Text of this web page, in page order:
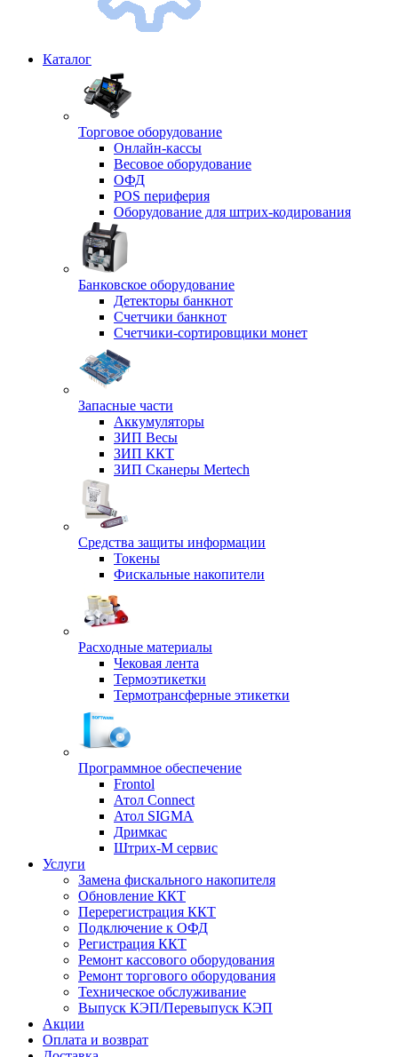
Каталог
Торговое оборудование
Онлайн-кассы
Весовое оборудование
ОФД
POS периферия
Оборудование для штрих-кодирования
Банковское оборудование
Детекторы банкнот
Счетчики банкнот
Счетчики-сортировщики монет
Запасные части
Аккумуляторы
ЗИП Весы
ЗИП ККТ
ЗИП Сканеры Mertech
Средства защиты информации
Токены
Фискальные накопители
Расходные материалы
Чековая лента
Термоэтикетки
Термотрансферные этикетки
Программное обеспечение
Frontol
Атол Connect
Атол SIGMA
Дримкас
Штрих-М сервис
Услуги
Замена фискального накопителя
Обновление ККТ
Перерегистрация ККТ
Подключение к ОФД
Регистрация ККТ
Ремонт кассового оборудования
Ремонт торгового оборудования
Техническое обслуживание
Выпуск КЭП/Перевыпуск КЭП
Акции
Оплата и возврат